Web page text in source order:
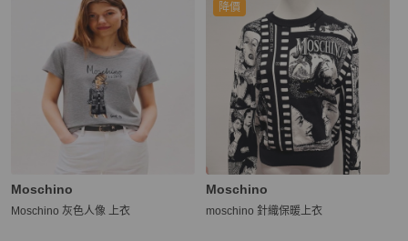
Moschino
Moschino 灰色人像 上衣
降價
Moschino
moschino 針織保暖上衣